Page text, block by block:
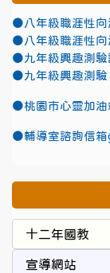
●八年級職涯性向
●八年級職涯性向
●九年級興趣測驗
●九年級興趣測驗
●桃園市心靈加油
●輔導室諮詢信